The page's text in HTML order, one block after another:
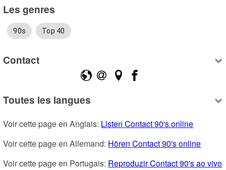
Les genres
90s Top 40
Contact
Toutes les langues
Voir cette page en Anglais: Listen Contact 90's online
Voir cette page en Allemand: Hören Contact 90's online
Voir cette page en Portugais: Reproduzir Contact 90's ao vivo